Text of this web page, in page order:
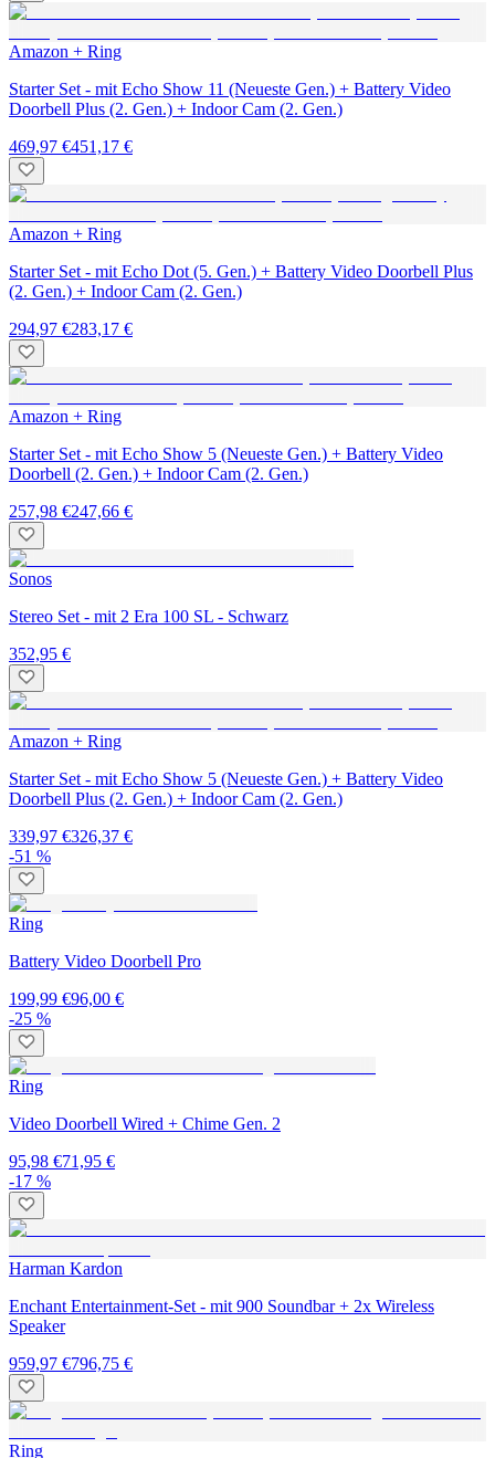
Amazon + Ring
Starter Set - mit Echo Show 11 (Neueste Gen.) + Battery Video
Doorbell Plus (2. Gen.) + Indoor Cam (2. Gen.)
469,97 €451,17 €
Amazon + Ring
Starter Set - mit Echo Dot (5. Gen.) + Battery Video Doorbell Plus
(2. Gen.) + Indoor Cam (2. Gen.)
294,97 €283,17 €
Amazon + Ring
Starter Set - mit Echo Show 5 (Neueste Gen.) + Battery Video
Doorbell (2. Gen.) + Indoor Cam (2. Gen.)
257,98 €247,66 €
Sonos
Stereo Set - mit 2 Era 100 SL - Schwarz
352,95 €
Amazon + Ring
Starter Set - mit Echo Show 5 (Neueste Gen.) + Battery Video
Doorbell Plus (2. Gen.) + Indoor Cam (2. Gen.)
339,97 €326,37 €
-51 %
Ring
Battery Video Doorbell Pro
199,99 €96,00 €
-25 %
Ring
Video Doorbell Wired + Chime Gen. 2
95,98 €71,95 €
-17 %
Harman Kardon
Enchant Entertainment-Set - mit 900 Soundbar + 2x Wireless
Speaker
959,97 €796,75 €
Ring